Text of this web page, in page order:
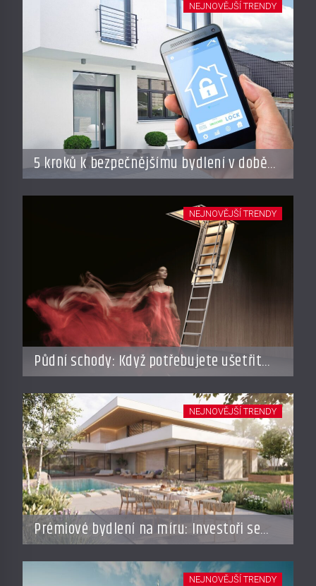
5 kroků k bezpečnějšímu bydlení v době
dovolené
NEJNOVĚJŠÍ TRENDY
Půdní schody: Když potřebujete ušetřit
místo, ale nechcete dělat kompromisy
NEJNOVĚJŠÍ TRENDY
Prémiové bydlení na míru: Investoři se
vracejí do Česka, roste zájem o top
adresy i byty a domy za stovky milionů
NEJNOVĚJŠÍ TRENDY
NEJNOVĚJŠÍ TRENDY